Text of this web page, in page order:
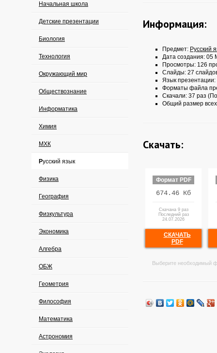
Начальная школа
Детские презентации
Биология
Технология
Окружающий мир
Обществознание
Информатика
Химия
МХК
Русский язык
Физика
География
Физкультура
Экономика
Алгебра
ОБЖ
Геометрия
Философия
Математика
Астрономия
Информация:
Предмет: Русский
Дата создания: 05
Просмотры: 126
Слайды: 27
Язык презентации:
Форматы файла
Скачали: 37 раз
Общий размер
Скачать:
Формат PDF
674.46 Кб
Скачана 9 раз
Последний раз
24.07.2026
СКАЧАТЬ
PDF
Выберите необходимый